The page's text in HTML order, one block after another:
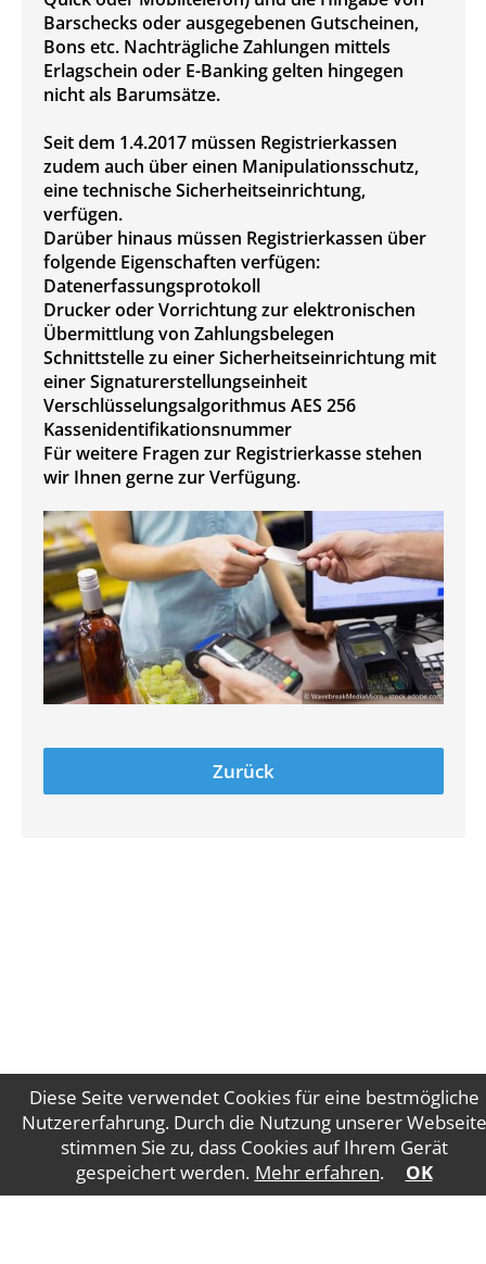
Diese Seite verwendet Cookies für eine bestmögliche
Nutzererfahrung. Durch die Nutzung unserer Webseite
stimmen Sie zu, dass Cookies auf Ihrem Gerät
gespeichert werden. Mehr erfahren. OK
Barschecks oder ausgegebenen Gutscheinen,
Bons etc. Nachträgliche Zahlungen mittels
Erlagschein oder E-Banking gelten hingegen
nicht als Barumsätze.
Seit dem 1.4.2017 müssen Registrierkassen
zudem auch über einen Manipulationsschutz,
eine technische Sicherheitseinrichtung,
verfügen.
Darüber hinaus müssen Registrierkassen über
folgende Eigenschaften verfügen:
Datenerfassungsprotokoll
Drucker oder Vorrichtung zur elektronischen
Übermittlung von Zahlungsbelegen
Schnittstelle zu einer Sicherheitseinrichtung mit
einer Signaturerstellungseinheit
Verschlüsselungsalgorithmus AES 256
Kassenidentifikationsnummer
Für weitere Fragen zur Registrierkasse stehen
wir Ihnen gerne zur Verfügung.
Zurück
Impressum Datenschutz